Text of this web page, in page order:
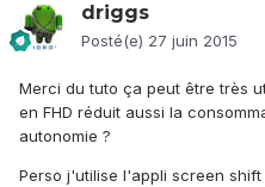
driggs
Posté(e) 27 juin 2015
Merci du tuto ça peut être très
en FHD réduit aussi la
autonomie ?
Perso j'utilise l'appli screen